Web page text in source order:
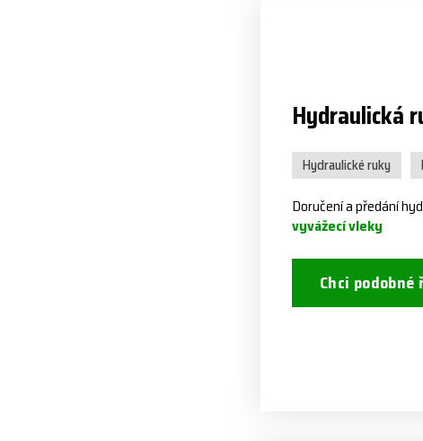
Hydraulická
Hydraulické ruky
Doručení a předání
vyvážecí vleky
Chci podobné